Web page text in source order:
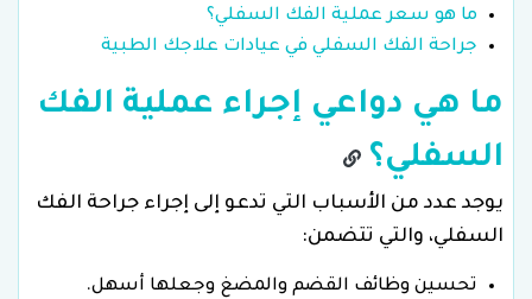
ما هو سعر عملية الفك السفلي؟
جراحة الفك السفلي في عيادات علاجك الطبية
ما هي دواعي إجراء عملية الفك
السفلي؟
يوجد عدد من الأسباب التي تدعو إلى إجراء جراحة الفك
السفلي، والتي تتضمن:
تحسين وظائف القضم والمضغ وجعلها أسهل.